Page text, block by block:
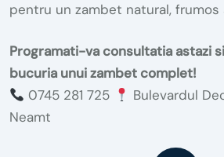
pentru un zambet natural, frumos
Programati-va consultatia astazi
bucuria unui zambet complet!
0745 281 725
Bulevardul
Neamt